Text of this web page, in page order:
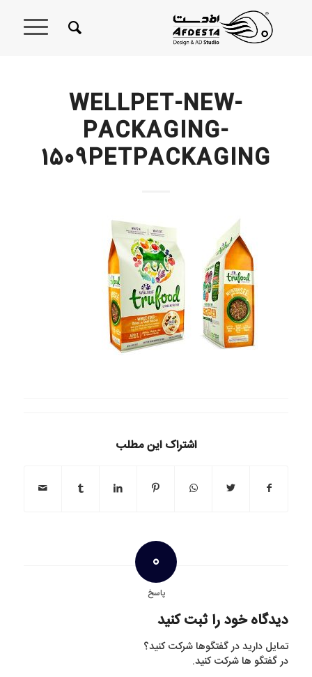
WELLPET-NEW-
PACKAGING-
1509PETPACKAGING
اشتراک این مطلب
0
پاسخ
دیدگاه خود را ثبت کنید
تمایل دارید در گفتگوها شرکت کنید؟
در گفتگو ها شرکت کنید.